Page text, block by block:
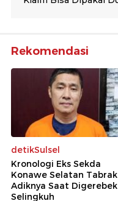
Rekomendasi
detikSulsel
Kronologi Eks Sekda
Konawe Selatan Tabrak
Adiknya Saat Digerebek
Selingkuh